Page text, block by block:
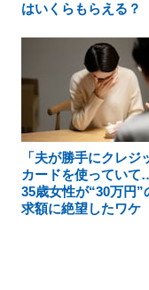
はいくらもらえる？
「夫が勝手にクレジ
カードを使っていて
35歳女性が“30万円”
求額に絶望したワケ